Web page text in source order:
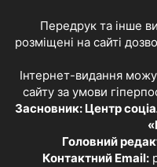
Передрук та інше
розміщені на сайті
Інтернет-видання
сайту за умови
Засновник: Центр
Головний
Контактний Email: